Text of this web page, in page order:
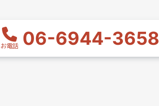
お電話 06-6944-3658